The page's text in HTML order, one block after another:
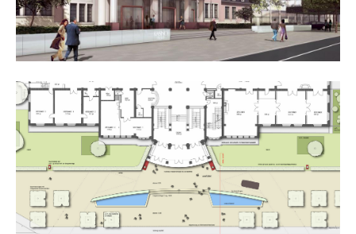
mon - fri 8:00am - 5:00pm(gmt +1)
get in touch
376-293 city road, suite 600
san francisco, ca 94102
have any questions?
drop us a line